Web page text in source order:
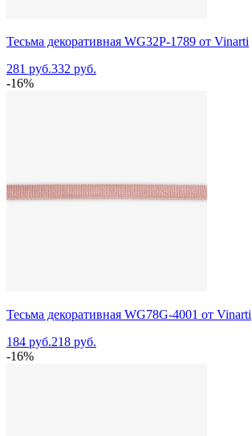
Тесьма декоративная WG32P-1789 от Vinarti
281 руб.332 руб.
-16%
Тесьма декоративная WG78G-4001 от Vinarti
184 руб.218 руб.
-16%